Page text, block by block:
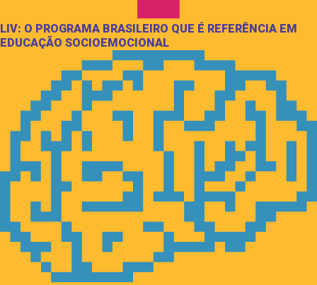
LIV: O PROGRAMA BRASILEIRO QUE É REFERÊNCIA EM
EDUCAÇÃO SOCIOEMOCIONAL